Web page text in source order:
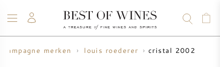
WIJN
CHAMPAGNE
WHISKY
RUM
STERKE DRANK
SALE
UW WIJN VERKOPEN
BLOG
OVER ONS
merken louis roederer cristal 2002